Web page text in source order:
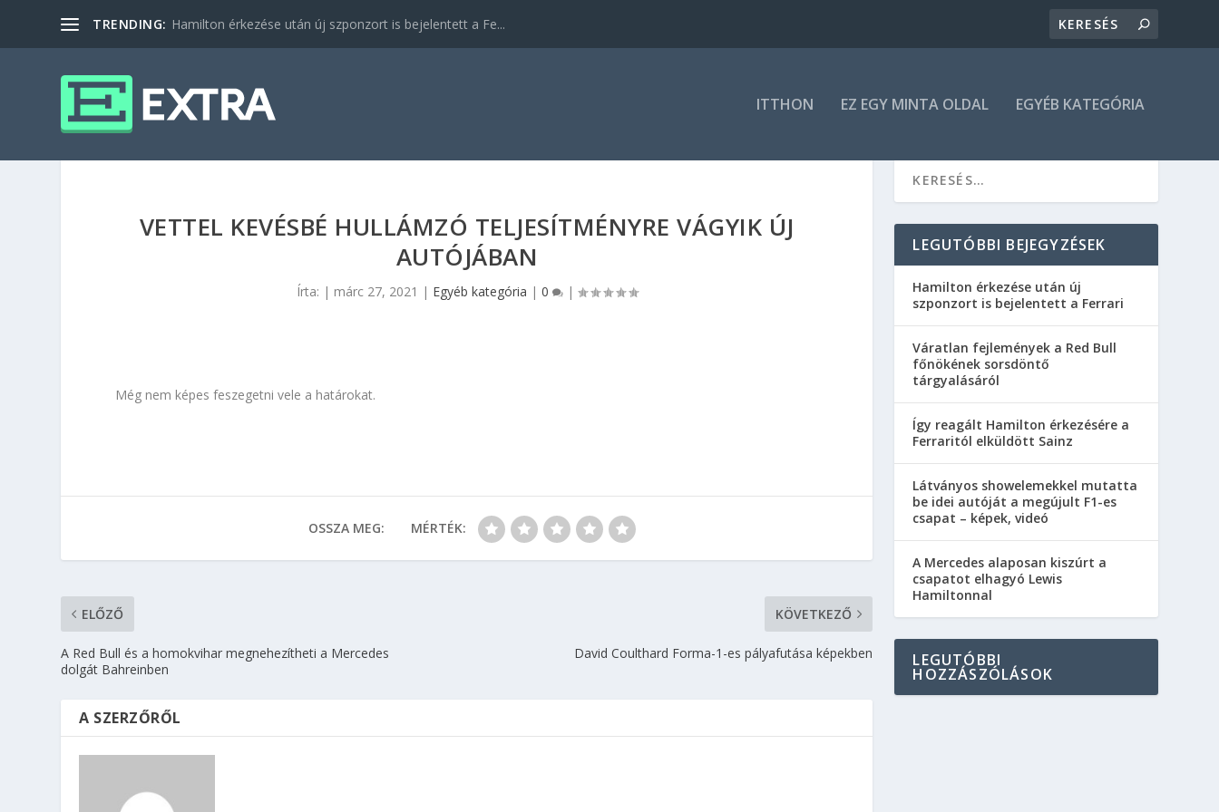
TRENDING: Hamilton érkezése után új szponzort is bejelentett a Fe...
ITTHON EZ EGY MINTA OLDAL EGYÉB KATEGÓRIA
VETTEL KEVÉSBÉ HULLÁMZÓ TELJESÍTMÉNYRE VÁGYIK ÚJ
AUTÓJÁBAN
Írta: | márc 27, 2021 | Egyéb kategória | 0 |
Még nem képes feszegetni vele a határokat.
OSSZA MEG: MÉRTÉK:
ELŐZŐ
A Red Bull és a homokvihar megnehezítheti a Mercedes
dolgát Bahreinben
KÖVETKEZŐ
David Coulthard Forma-1-es pályafutása képekben
A SZERZŐRŐL
LEGUTÓBBI BEJEGYZÉSEK
Hamilton érkezése után új
szponzort is bejelentett a Ferrari
Váratlan fejlemények a Red Bull
főnökének sorsdöntő
tárgyalásáról
Így reagált Hamilton érkezésére a
Ferraritól elküldött Sainz
Látványos showelemekkel mutatta
be idei autóját a megújult F1-es
csapat – képek, videó
A Mercedes alaposan kiszúrt a
csapatot elhagyó Lewis
Hamiltonnal
LEGUTÓBBI
HOZZÁSZÓLÁSOK